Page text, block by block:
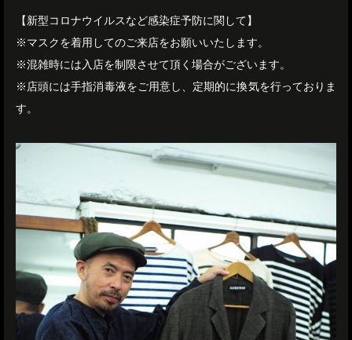
【新型コロナウイルスなど感染症予防に関して】
※マスクを着用してのご来店をお願いいたします。
※混雑時には入店を制限させて頂く場合がございます。
※店頭には手指消毒液をご用意し、定期的に換気を行っておりま
す。